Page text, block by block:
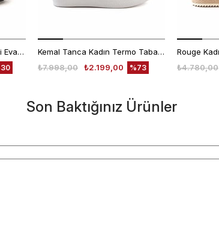
Mocassini Kadın Hakiki Deri Eva Taban Beyaz Günlük Ayakkabı
Kemal Tanca Kadın Termo Taban Bej Günlük Ayakkabı
₺2.199,00
₺7.998,00 %73 ₺4.780,00
Son Baktığınız Ürünler